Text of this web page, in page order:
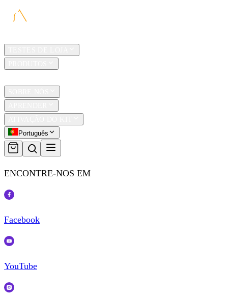
Português
ENCONTRE-NOS EM
Facebook
YouTube